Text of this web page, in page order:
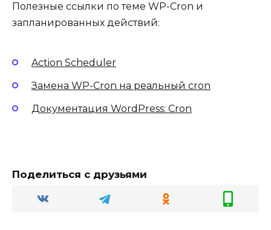
Полезные ссылки по теме WP-Cron и
запланированных действий:
Action Scheduler
Замена WP-Cron на реальный cron
Документация WordPress: Cron
Поделиться с друзьями